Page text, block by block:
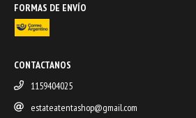
FORMAS DE ENVÍO
CONTACTANOS
1159404025
estateatentashop@gmail.com